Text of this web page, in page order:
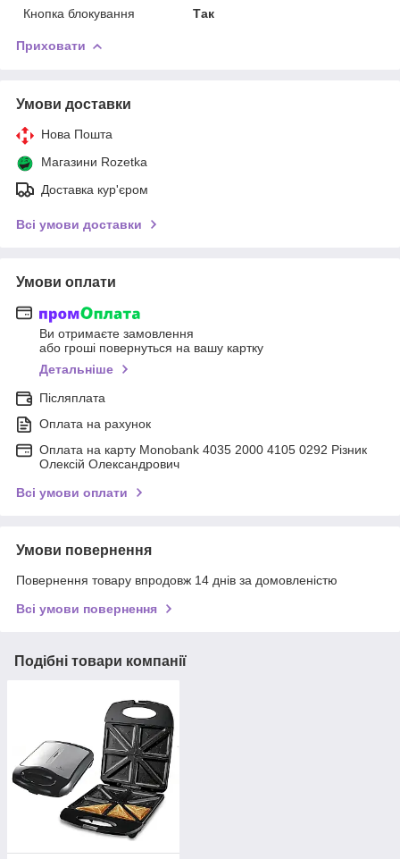
Кнопка блокування
Так
Приховати
Умови доставки
Нова Пошта
Магазини Rozetka
Доставка кур'єром
Всі умови доставки
Умови оплати
Ви отримаєте замовлення
або гроші повернуться на вашу картку
Детальніше
Післяплата
Оплата на рахунок
Оплата на карту Monobank 4035 2000 4105 0292 Різник
Олексій Олександрович
Всі умови оплати
Умови повернення
Повернення товару впродовж 14 днів за домовленістю
Всі умови повернення
Подібні товари компанії